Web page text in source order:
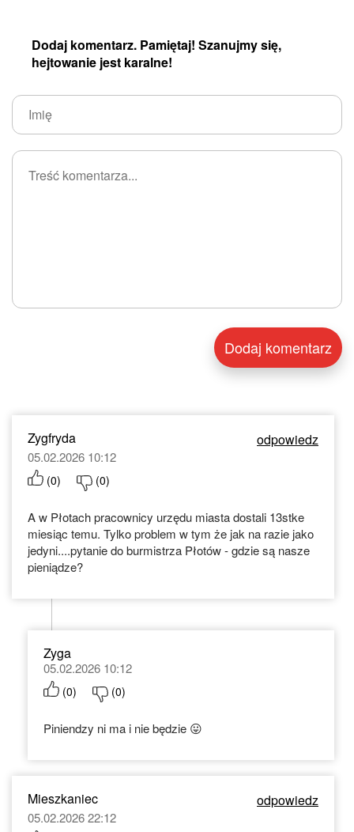
Dodaj komentarz. Pamiętaj! Szanujmy się,
hejtowanie jest karalne!
Zygfryda odpowiedz
05.02.2026 10:12
(0) (0)
A w Płotach pracownicy urzędu miasta dostali 13stke
miesiąc temu. Tylko problem w tym że jak na razie jako
jedyni....pytanie do burmistrza Płotów - gdzie są nasze
pieniądze?
Zyga
05.02.2026 10:12
(0) (0)
Piniendzy ni ma i nie będzie 😛
Mieszkaniec odpowiedz
05.02.2026 22:12